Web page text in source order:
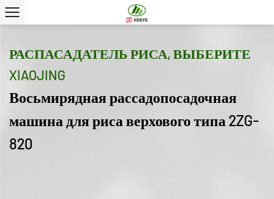
РАСПАСАДАТЕЛЬ РИСА, ВЫБЕРИТЕ
XIAOJING
Восьмирядная рассадопосадочная
машина для риса верхового типа 2ZG-
820